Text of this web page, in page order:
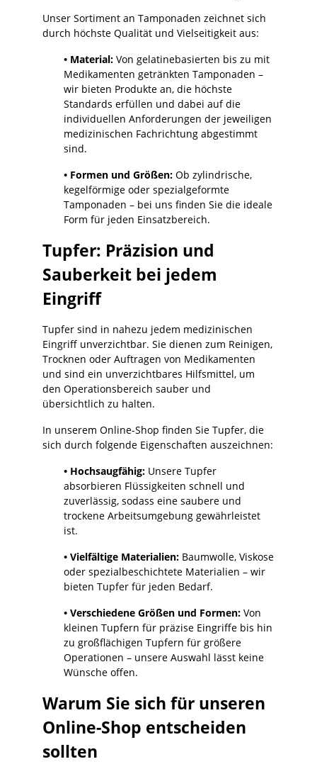
Unser Sortiment an Tamponaden zeichnet sich
durch höchste Qualität und Vielseitigkeit aus:
• Material: Von gelatinebasierten bis zu mit
Medikamenten getränkten Tamponaden –
wir bieten Produkte an, die höchste
Standards erfüllen und dabei auf die
individuellen Anforderungen der jeweiligen
medizinischen Fachrichtung abgestimmt
sind.
• Formen und Größen: Ob zylindrische,
kegelförmige oder spezialgeformte
Tamponaden – bei uns finden Sie die ideale
Form für jeden Einsatzbereich.
Tupfer: Präzision und
Sauberkeit bei jedem
Eingriff
Tupfer sind in nahezu jedem medizinischen
Eingriff unverzichtbar. Sie dienen zum Reinigen,
Trocknen oder Auftragen von Medikamenten
und sind ein unverzichtbares Hilfsmittel, um
den Operationsbereich sauber und
übersichtlich zu halten.
In unserem Online-Shop finden Sie Tupfer, die
sich durch folgende Eigenschaften auszeichnen:
• Hochsaugfähig: Unsere Tupfer
absorbieren Flüssigkeiten schnell und
zuverlässig, sodass eine saubere und
trockene Arbeitsumgebung gewährleistet
ist.
• Vielfältige Materialien: Baumwolle, Viskose
oder spezialbeschichtete Materialien – wir
bieten Tupfer für jeden Bedarf.
• Verschiedene Größen und Formen: Von
kleinen Tupfern für präzise Eingriffe bis hin
zu großflächigen Tupfern für größere
Operationen – unsere Auswahl lässt keine
Wünsche offen.
Warum Sie sich für unseren
Online-Shop entscheiden
sollten